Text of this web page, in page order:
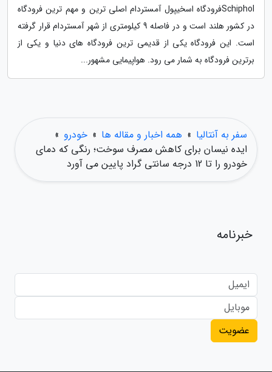
Schipholفرودگاه اسخیپول آمستردام اصلی ترین و مهم ترین فرودگاه
در کشور هلند است و در فاصله 9 کیلومتری از شهر آمستردام قرار گرفته
است. این فرودگاه یکی از قدیمی ترین فرودگاه های دنیا و یکی از
برترین فرودگاه به شمار می رود. هواپیمایی مشهور...
سفر به آنتالیا » همه اخبار و مقاله ها » خودرو »
ایده نیسان برای کاهش مصرف سوخت؛ رنگی که دمای
خودرو را تا 12 درجه سانتی گراد پایین می آورد
خبرنامه
عضویت